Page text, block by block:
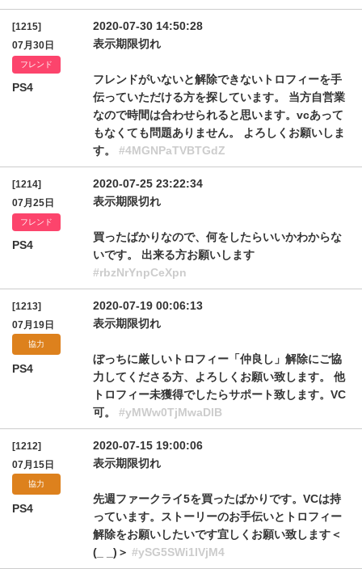
[1215]
07月30日
フレンド
PS4
2020-07-30 14:50:28
表示期限切れ
フレンドがいないと解除できないトロフィーを手
伝っていただける方を探しています。 当方自営業
なので時間は合わせられると思います。vcあって
もなくても問題ありません。 よろしくお願いしま
す。 #4MGNPaTVBTGdZ
[1214]
07月25日
フレンド
PS4
2020-07-25 23:22:34
表示期限切れ
買ったばかりなので、何をしたらいいかわからな
いです。 出来る方お願いします
#rbzNrYnpCeXpn
[1213]
07月19日
協力
PS4
2020-07-19 00:06:13
表示期限切れ
ぼっちに厳しいトロフィー「仲良し」解除にご協
力してくださる方、よろしくお願い致します。 他
トロフィー未獲得でしたらサポート致します。VC
可。 #yMWw0TjMwaDlB
[1212]
07月15日
協力
PS4
2020-07-15 19:00:06
表示期限切れ
先週ファークライ5を買ったばかりです。VCは持
っています。ストーリーのお手伝いとトロフィー
解除をお願いしたいです宜しくお願い致します＜
(_ _)＞ #ySG5SWi1IVjM4